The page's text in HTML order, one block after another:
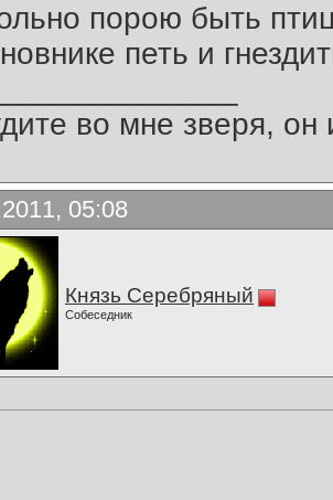
порою быть
петь и
во мне зверя, он
05:08
Князь Серебряный
Собеседник